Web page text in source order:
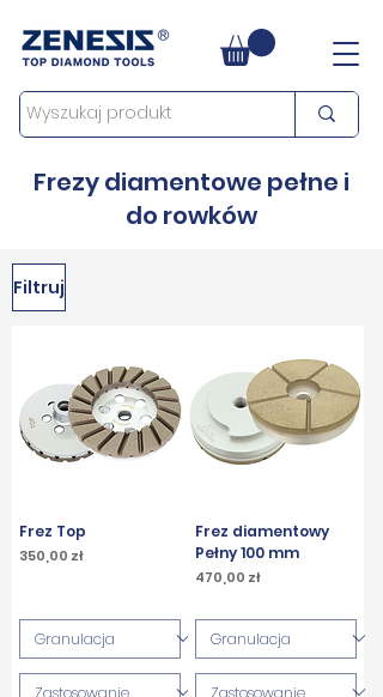
Frezy diamentowe pełne i
do rowków
Filtruj
Frez Top
Cena
350,00 zł
Frez diamentowy
Pełny 100 mm
Cena
470,00 zł